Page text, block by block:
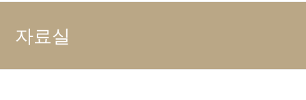
자료실